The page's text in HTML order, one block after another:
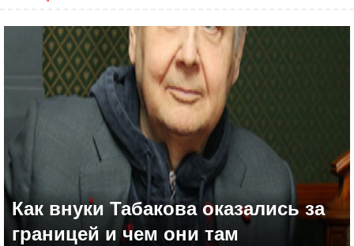
+7
Как внуки Табакова оказались за
границей и чем они там